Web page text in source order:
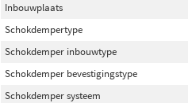
Inbouwplaats
Schokdempertype
Schokdemper inbouwtype
Schokdemper bevestigingstype
Schokdemper systeem